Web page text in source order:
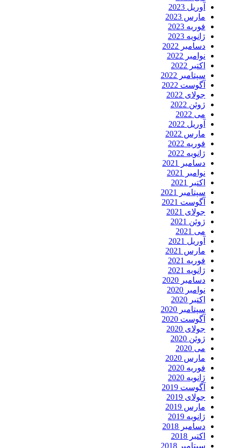
آوریل 2023
مارس 2023
فوریه 2023
ژانویه 2023
دسامبر 2022
نوامبر 2022
اکتبر 2022
سپتامبر 2022
آگوست 2022
جولای 2022
ژوئن 2022
می 2022
آوریل 2022
مارس 2022
فوریه 2022
ژانویه 2022
دسامبر 2021
نوامبر 2021
اکتبر 2021
سپتامبر 2021
آگوست 2021
جولای 2021
ژوئن 2021
می 2021
آوریل 2021
مارس 2021
فوریه 2021
ژانویه 2021
دسامبر 2020
نوامبر 2020
اکتبر 2020
سپتامبر 2020
آگوست 2020
جولای 2020
ژوئن 2020
می 2020
مارس 2020
فوریه 2020
ژانویه 2020
آگوست 2019
جولای 2019
مارس 2019
ژانویه 2019
دسامبر 2018
اکتبر 2018
سپتامبر 2018